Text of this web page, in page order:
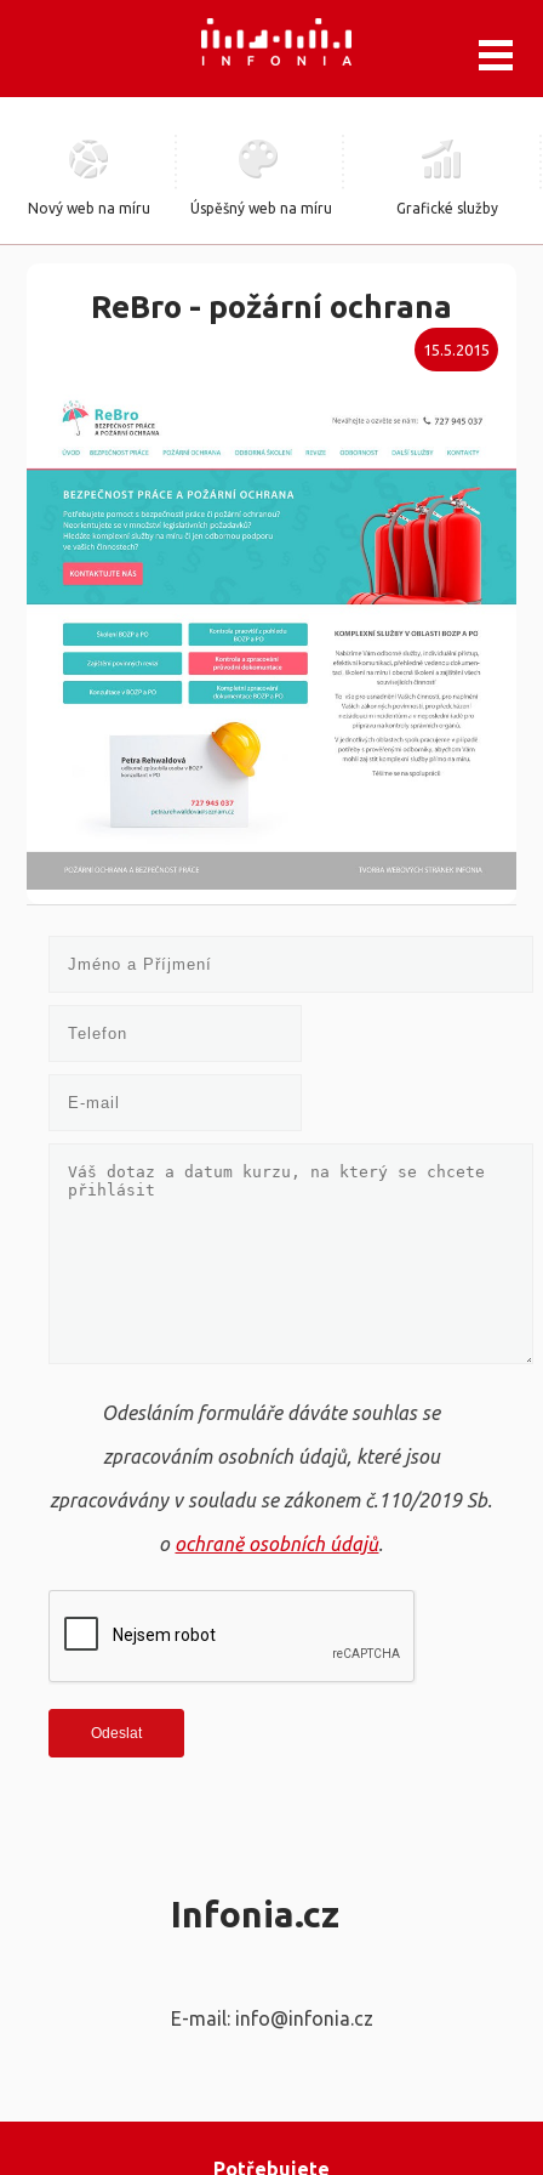
ReBro - požární ochrana
15.5.2015
Odesláním formuláře dáváte souhlas se
zpracováním osobních údajů, které jsou
zpracovávány v souladu se zákonem č.110/2019 Sb.
o ochraně osobních údajů.
Infonia.cz
E-mail: info@infonia.cz
Nový web na míru Úspěšný web na míru Grafické služby
Potřebujete